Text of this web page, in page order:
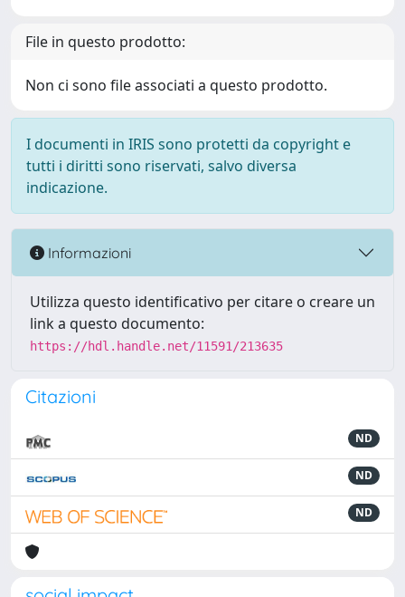
File in questo prodotto:
Non ci sono file associati a questo prodotto.
I documenti in IRIS sono protetti da copyright e
tutti i diritti sono riservati, salvo diversa
indicazione.
Informazioni
Utilizza questo identificativo per citare o creare un
link a questo documento:
https://hdl.handle.net/11591/213635
Citazioni
ND
ND
ND